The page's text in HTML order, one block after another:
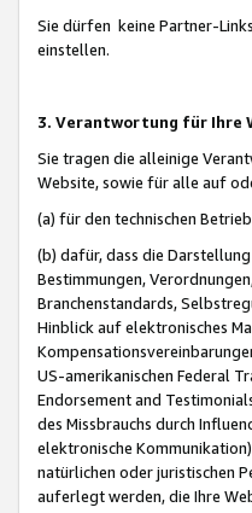
Sie dürfen keine Partner-
einstellen.
3. Verantwortung für Ihre
Sie tragen die alleinige
Website, sowie für alle auf
(a) für den technischen
(b) dafür, dass die
Bestimmungen,
Branchenstandards,
Hinblick auf elektronisches
US-amerikanischen Federal
Endorsement and
des Missbrauchs durch
elektronische
natürlichen oder juristischen
auferlegt werden, die Ihre